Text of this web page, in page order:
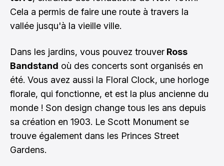
Cela a permis de faire une route à travers la
vallée jusqu'à la vieille ville.
Dans les jardins, vous pouvez trouver Ross
Bandstand où des concerts sont organisés en
été. Vous avez aussi la Floral Clock, une horloge
florale, qui fonctionne, et est la plus ancienne du
monde ! Son design change tous les ans depuis
sa création en 1903. Le Scott Monument se
trouve également dans les Princes Street
Gardens.